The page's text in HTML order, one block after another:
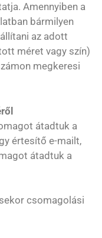
Amennyiben a
bármilyen
az adott
méret vagy szín)
megkeresi
átadtuk a
értesítő e-mailt,
átadtuk a
csomagolási